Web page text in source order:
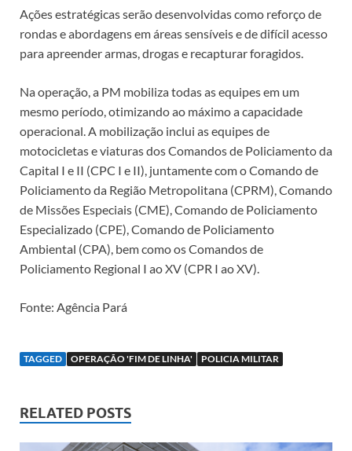
Ações estratégicas serão desenvolvidas como reforço de
rondas e abordagens em áreas sensíveis e de difícil acesso
para apreender armas, drogas e recapturar foragidos.
Na operação, a PM mobiliza todas as equipes em um
mesmo período, otimizando ao máximo a capacidade
operacional. A mobilização inclui as equipes de
motocicletas e viaturas dos Comandos de Policiamento da
Capital I e II (CPC I e II), juntamente com o Comando de
Policiamento da Região Metropolitana (CPRM), Comando
de Missões Especiais (CME), Comando de Policiamento
Especializado (CPE), Comando de Policiamento
Ambiental (CPA), bem como os Comandos de
Policiamento Regional I ao XV (CPR I ao XV).
Fonte: Agência Pará
TAGGED OPERAÇÃO 'FIM DE LINHA' POLICIA MILITAR
RELATED POSTS